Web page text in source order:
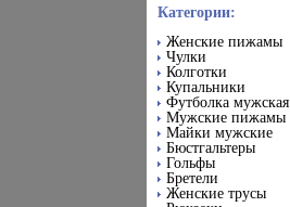
Категории:
Женские пижамы
Чулки
Колготки
Купальники
Футболка мужская
Мужские пижамы
Майки мужские
Бюстгальтеры
Гольфы
Бретели
Женские трусы